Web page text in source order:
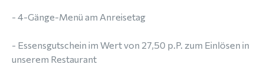
- 4-Gänge-Menü am Anreisetag
- Essensgutschein im Wert von 27,50 p.P. zum Einlösen in
unserem Restaurant